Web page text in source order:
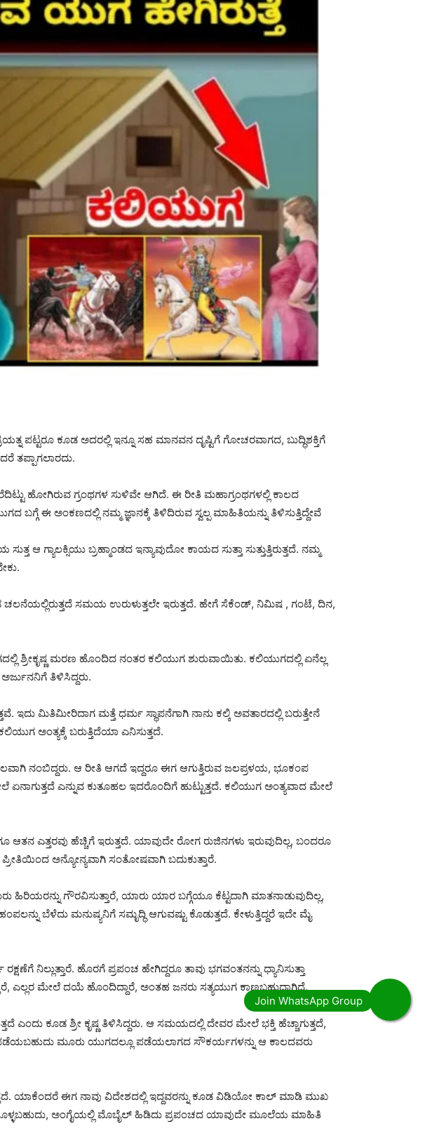
ಪಟ್ಟರೂ ಕೂಡ ಅದರಲ್ಲಿ ಇನ್ನೂ ಸಹ ಮಾನವನ ದೃಷ್ಟಿಗೆ ಗೋಚರವಾಗದ, ಬುದ್ಧಿಶಕ್ತಿಗೆ
ತಪ್ಪಾಗಲಾರದು.
ಹೋಗಿರುವ ಗ್ರಂಥಗಳ ಸುಳಿವೇ ಆಗಿದೆ. ಈ ರೀತಿ ಮಹಾಗ್ರಂಥಗಳಲ್ಲಿ ಕಾಲದ
ಈ ಅಂಕಣದಲ್ಲಿ ನಮ್ಮ ಜ್ಞಾನಕ್ಕೆ ತಿಳಿದಿರುವ ಸ್ವಲ್ಪ ಮಾಹಿತಿಯನ್ನು ತಿಳಿಸುತ್ತಿದ್ದೇವೆ
ಆ ಗ್ಯಾಲಕ್ಸಿಯು ಬ್ರಹ್ಮಾಂಡದ ಇನ್ಯಾವುದೋ ಕಾಯದ ಸುತ್ತಾ ಸುತ್ತುತ್ತಿರುತ್ತದೆ. ನಮ್ಮ
ಚಲನೆಯಲ್ಲಿರುತ್ತದೆ ಸಮಯ ಉರುಳುತ್ತಲೇ ಇರುತ್ತದೆ. ಹೇಗೆ ಸೆಕೆಂಡ್, ನಿಮಿಷ ‌, ಗಂಟೆ, ದಿನ,
ಶ್ರೀಕೃಷ್ಣ ಮರಣ ಹೊಂದಿದ ನಂತರ ಕಲಿಯುಗ ಶುರುವಾಯಿತು. ಕಲಿಯುಗದಲ್ಲಿ ಏನೆಲ್ಲ
ಅರ್ಜುನನಿಗೆ ತಿಳಿಸಿದ್ದರು.
ಇದು ಮಿತಿಮೀರಿದಾಗ ಮತ್ತೆ ಧರ್ಮ ಸ್ಥಾಪನೆಗಾಗಿ ನಾನು ಕಲ್ಕಿ ಅವತಾರದಲ್ಲಿ ಬರುತ್ತೇನೆ
ಅಂತ್ಯಕ್ಕೆ ಬರುತ್ತಿದೆಯಾ ಎನಿಸುತ್ತದೆ.
ನಂಬಿದ್ದರು. ಆ ರೀತಿ ಆಗದೆ ಇದ್ದರೂ ಈಗ ಆಗುತ್ತಿರುವ ಜಲಪ್ರಳಯ, ಭೂಕಂಪ
ಎನ್ನುವ ಕುತೂಹಲ ಇದರೊಂದಿಗೆ ಹುಟ್ಟುತ್ತದೆ. ಕಲಿಯುಗ ಅಂತ್ಯವಾದ ಮೇಲೆ
ಆತನ ಎತ್ತರವು ಹೆಚ್ಚಿಗೆ ಇರುತ್ತದೆ. ಯಾವುದೇ ರೋಗ ರುಜಿನಗಳು ಇರುವುದಿಲ್ಲ, ಬಂದರೂ
ಅನ್ಯೋನ್ಯವಾಗಿ ಸಂತೋಷವಾಗಿ ಬದುಕುತ್ತಾರೆ.
ಹಿರಿಯರನ್ನು ಗೌರವಿಸುತ್ತಾರೆ, ಯಾರು ಯಾರ ಬಗ್ಗೆಯೂ ಕೆಟ್ಟದಾಗಿ ಮಾತನಾಡುವುದಿಲ್ಲ,
ಬೆಳೆದು ಮನುಷ್ಯನಿಗೆ ಸಮೃದ್ಧಿ ಆಗುವಷ್ಟು ಕೊಡುತ್ತದೆ. ಕೇಳುತ್ತಿದ್ದರೆ ಇದೇ ಮೈ
ನಿಲ್ಲುತ್ತಾರೆ. ಹೊರಗೆ ಪ್ರಪಂಚ ಹೇಗಿದ್ದರೂ ತಾವು ಭಗವಂತನನ್ನು ಧ್ಯಾನಿಸುತ್ತಾ
ಎಲ್ಲರ ಮೇಲೆ ದಯೆ ಹೊಂದಿದ್ದಾರೆ, ಅಂತಹ ಜನರು ಸತ್ಯಯುಗ ಕಾಣಬಹುದಾಗಿದೆ.
ಕೂಡ ಶ್ರೀ ಕೃಷ್ಣ ತಿಳಿಸಿದ್ದರು. ಆ ಸಮಯದಲ್ಲಿ ದೇವರ ಮೇಲೆ ಭಕ್ತಿ ಹೆಚ್ಚಾಗುತ್ತದೆ,
ಪಡೆಯಬಹುದು ಮೂರು ಯುಗದಲ್ಲೂ ಪಡೆಯಲಾಗದ ಸೌಕರ್ಯಗಳನ್ನು ಆ ಕಾಲದವರು
ಯಾಕೆಂದರೆ ಈಗ ನಾವು ವಿದೇಶದಲ್ಲಿ ಇದ್ದವರನ್ನು ಕೂಡ ವಿಡಿಯೋ ಕಾಲ್ ಮಾಡಿ ಮುಖ
ಅಂಗೈಯಲ್ಲಿ ಮೊಬೈಲ್ ಹಿಡಿದು ಪ್ರಪಂಚದ ಯಾವುದೇ ಮೂಲೆಯ ಮಾಹಿತಿ